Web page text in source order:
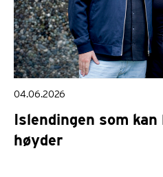
04.06.2026
Islendingen som
høyder